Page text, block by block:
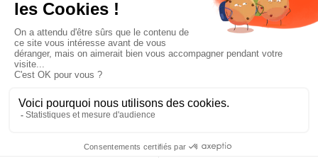
Du lundi au jeudi : 8h30-12h30 // 14h-18h
Le vendredi : 8h30-12h30 // 14h-17h
Politique de confidentialité
Mentions légales